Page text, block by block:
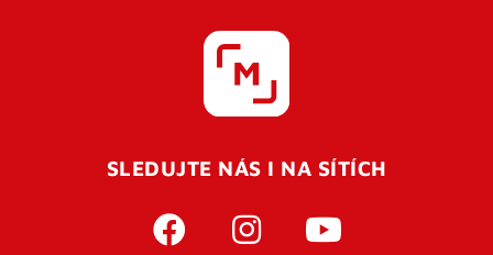
SLEDUJTE NÁS I NA SÍTÍCH